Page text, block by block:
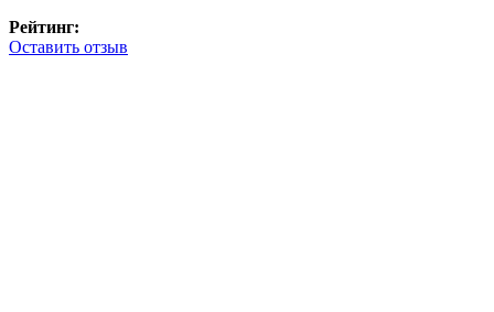
Рейтинг:
Оставить отзыв